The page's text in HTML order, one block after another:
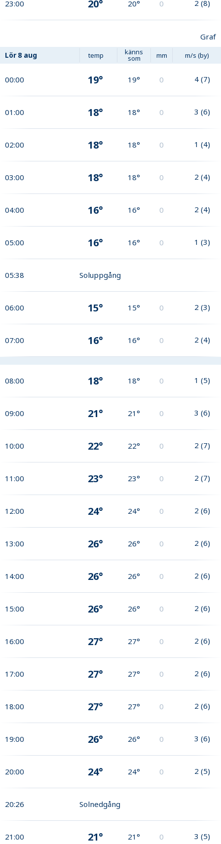
23:00 20° 20° 0 2 (8)
Graf
Lör 8 aug temp känns
som mm m/s (by)
00:00 19° 19° 0 4 (7)
01:00 18° 18° 0 3 (6)
02:00 18° 18° 0 1 (4)
03:00 18° 18° 0 2 (4)
04:00 16° 16° 0 2 (4)
05:00 16° 16° 0 1 (3)
05:38 Soluppgång
06:00 15° 15° 0 2 (3)
07:00 16° 16° 0 2 (4)
08:00 18° 18° 0 1 (5)
09:00 21° 21° 0 3 (6)
10:00 22° 22° 0 2 (7)
11:00 23° 23° 0 2 (7)
12:00 24° 24° 0 2 (6)
13:00 26° 26° 0 2 (6)
14:00 26° 26° 0 2 (6)
15:00 26° 26° 0 2 (6)
16:00 27° 27° 0 2 (6)
17:00 27° 27° 0 2 (6)
18:00 27° 27° 0 2 (6)
19:00 26° 26° 0 3 (6)
20:00 24° 24° 0 2 (5)
20:26 Solnedgång
21:00 21° 21° 0 3 (5)